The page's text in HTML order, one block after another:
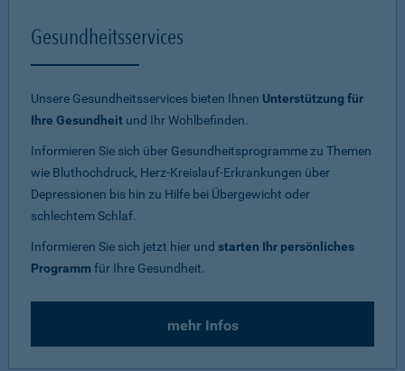
Gesundheitsservices
Unsere Gesundheitsservices bieten Ihnen Unterstützung für
Ihre Gesundheit und Ihr Wohlbefinden.
Informieren Sie sich über Gesundheitsprogramme zu Themen
wie Bluthochdruck, Herz-Kreislauf-Erkrankungen über
Depressionen bis hin zu Hilfe bei Übergewicht oder
schlechtem Schlaf.
Informieren Sie sich jetzt hier und starten Ihr persönliches
Programmfür Ihre Gesundheit.
mehr Infos